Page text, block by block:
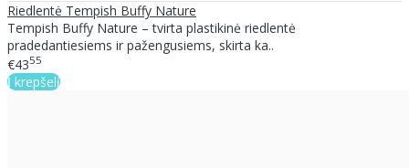
Riedlentė Tempish Buffy Nature
Tempish Buffy Nature – tvirta plastikinė riedlentė
pradedantiesiems ir pažengusiems, skirta ka..
€4355
Į krepšelį